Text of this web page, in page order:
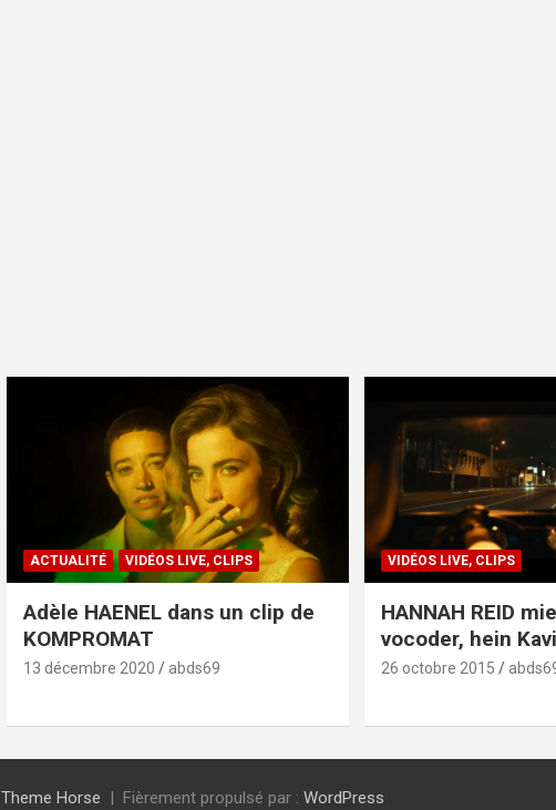
ACTUALITÉ VIDÉOS LIVE, CLIPS
Adèle HAENEL dans un clip de
KOMPROMAT
13 décembre 2020 abds69
VIDÉOS LIVE, CLIPS
HANNAH REID
vocoder, hein
26 octobre 2015
Theme Horse Fièrement propulsé par : WordPress